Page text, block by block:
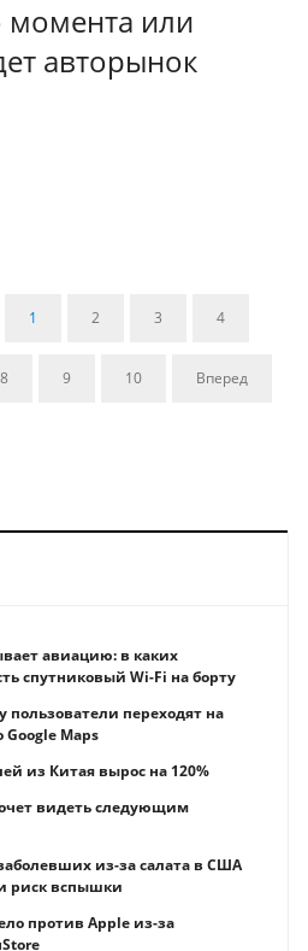
момента или
авторынок
1 2 3 4
8 9 10 Вперед
авиацию: в каких
спутниковый Wi-Fi на борту
пользователи переходят на
Google Maps
из Китая вырос на 120%
видеть следующим
из-за салата в США
риск вспышки
против Apple из-за